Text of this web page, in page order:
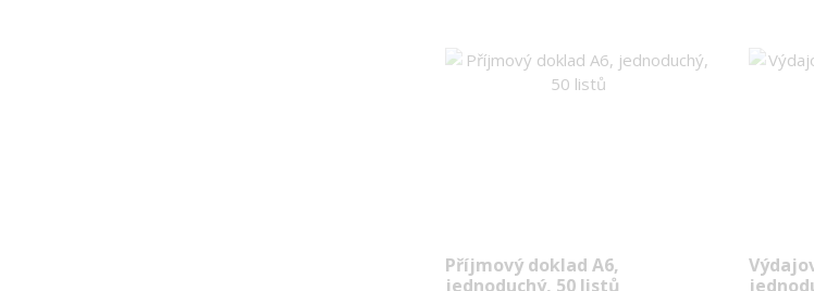
Příjmový doklad A6,
jednoduchý, 50 listů